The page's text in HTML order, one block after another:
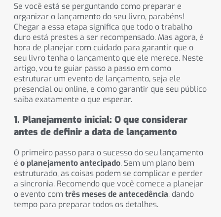
Se você está se perguntando como preparar e
organizar o lançamento do seu livro, parabéns!
Chegar a essa etapa significa que todo o trabalho
duro está prestes a ser recompensado. Mas agora, é
hora de planejar com cuidado para garantir que o
seu livro tenha o lançamento que ele merece. Neste
artigo, vou te guiar passo a passo em como
estruturar um evento de lançamento, seja ele
presencial ou online, e como garantir que seu público
saiba exatamente o que esperar.
1. Planejamento inicial: O que considerar
antes de definir a data de lançamento
O primeiro passo para o sucesso do seu lançamento
é o planejamento antecipado. Sem um plano bem
estruturado, as coisas podem se complicar e perder
a sincronia. Recomendo que você comece a planejar
o evento com três meses de antecedência, dando
tempo para preparar todos os detalhes.